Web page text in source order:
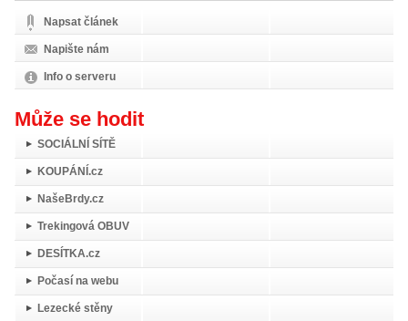
Napsat článek
Napište nám
Info o serveru
Může se hodit
SOCIÁLNÍ SÍTĚ
KOUPÁNÍ.cz
NašeBrdy.cz
Trekingová OBUV
DESÍTKA.cz
Počasí na webu
Lezecké stěny